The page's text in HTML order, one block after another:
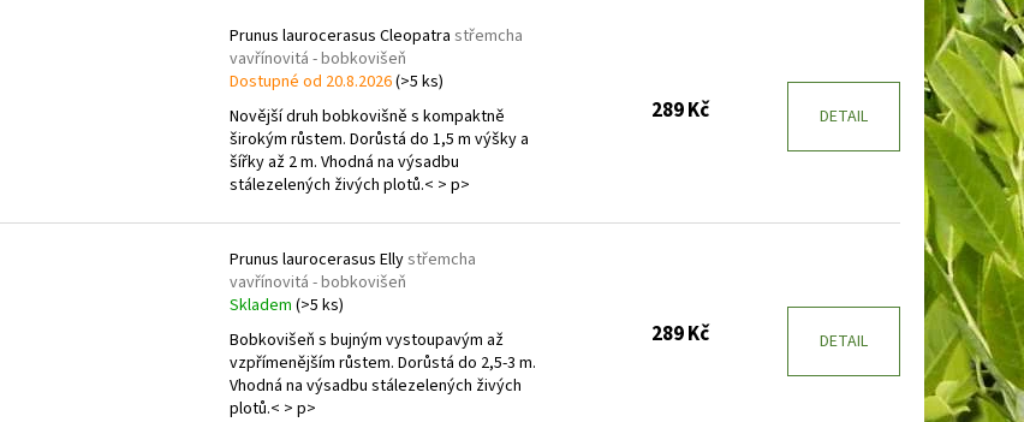
Prunus laurocerasus Cleopatra střemcha
vavřínovitá - bobkovišeň
Dostupné od 20.8.2026(>5 ks)
Novější druh bobkovišně s kompaktně
širokým růstem. Dorůstá do 1,5 m výšky a
šířky až 2 m. Vhodná na výsadbu
stálezelených živých plotů.< > p>
289 Kč DETAIL
Prunus laurocerasus Ellystřemcha
vavřínovitá - bobkovišeň
Skladem (>5 ks)
Bobkovišeň s bujným vystoupavým až
vzpřímenějším růstem. Dorůstá do 2,5-3 m.
Vhodná na výsadbu stálezelených živých
plotů.< > p>
289 Kč DETAIL